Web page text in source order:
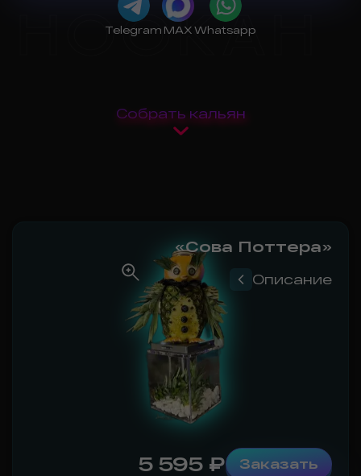
Telegram MAX Whatsapp
Собрать кальян
«Сова Поттера»
Описание
5 595 ₽ Заказать